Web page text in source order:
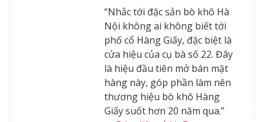
“Nhắc tới đặc sản bò khô Hà
Nội không ai không biết tới
phố cổ Hàng Giấy, đặc biệt là
cửa hiệu của cụ bà số 22. Đây
là hiệu đầu tiên mở bán mặt
hàng này, góp phần làm nên
thương hiệu bò khô Hàng
Giấy suốt hơn 20 năm qua.”